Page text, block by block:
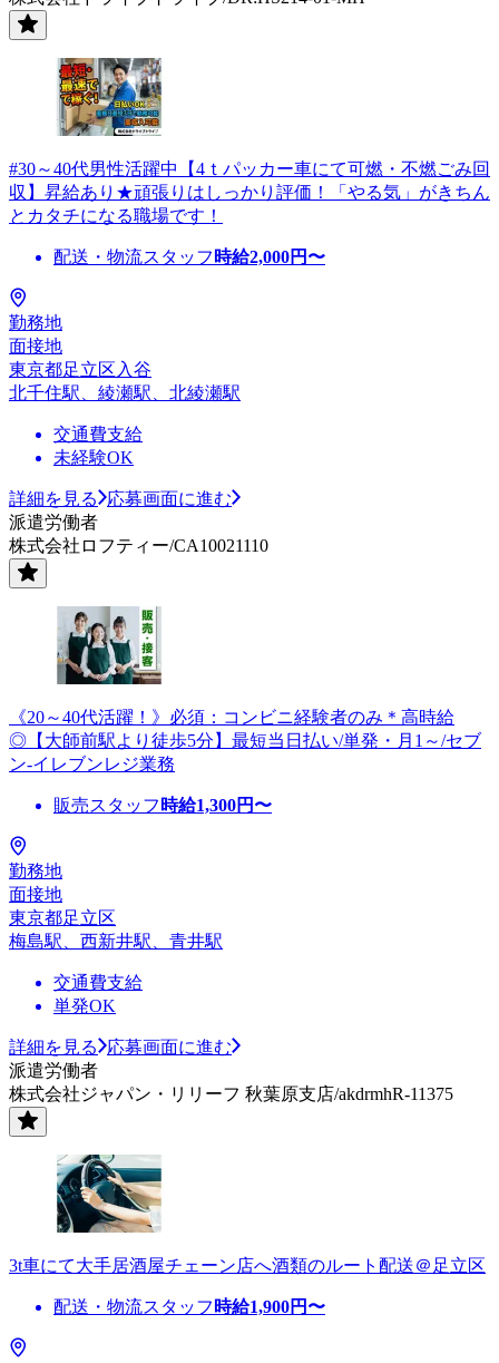
#30～40代男性活躍中【4ｔパッカー車にて可燃・不燃ごみ回
収】昇給あり★頑張りはしっかり評価！「やる気」がきちん
とカタチになる職場です！
配送・物流スタッフ 時給2,000円〜
勤務地
面接地
東京都足立区入谷
北千住駅、綾瀬駅、北綾瀬駅
交通費支給
未経験OK
詳細を見る
応募画面に進む
派遣労働者
株式会社ロフティー/CA10021110
《20～40代活躍！》必須：コンビニ経験者のみ＊高時給
◎【大師前駅より徒歩5分】最短当日払い/単発・月1～/セブ
ン-イレブンレジ業務
販売スタッフ 時給1,300円〜
勤務地
面接地
東京都足立区
梅島駅、西新井駅、青井駅
交通費支給
単発OK
詳細を見る
応募画面に進む
派遣労働者
株式会社ジャパン・リリーフ 秋葉原支店/akdrmhR-11375
3t車にて大手居酒屋チェーン店へ酒類のルート配送＠足立区
配送・物流スタッフ 時給1,900円〜